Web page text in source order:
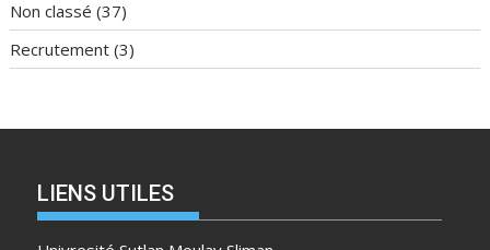
Non classé (37)
Recrutement (3)
LIENS UTILES